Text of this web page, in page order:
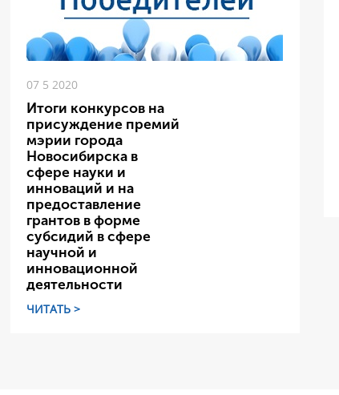
07 5 2020
Итоги конкурсов на
присуждение премий
мэрии города
Новосибирска в
сфере науки и
инноваций и на
предоставление
грантов в форме
субсидий в сфере
научной и
инновационной
деятельности
ЧИТАТЬ >